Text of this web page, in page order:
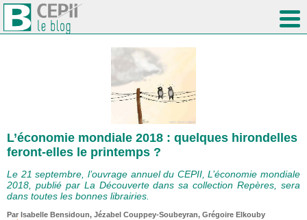
L’économie mondiale 2018 : quelques hirondelles
feront-elles le printemps ?
Le 21 septembre, l’ouvrage annuel du CEPII, L’économie mondiale
2018, publié par La Découverte dans sa collection Repères, sera
dans toutes les bonnes librairies.
Par Isabelle Bensidoun, Jézabel Couppey-Soubeyran, Grégoire Elkouby